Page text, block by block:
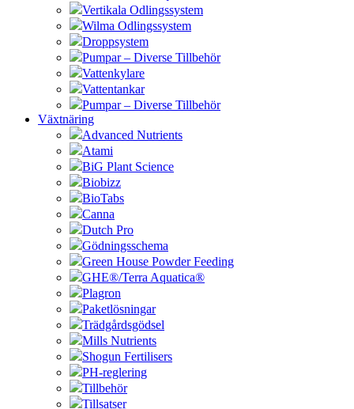
Vertikala Odlingssystem
Wilma Odlingssystem
Droppsystem
Pumpar – Diverse Tillbehör
Vattenkylare
Vattentankar
Pumpar – Diverse Tillbehör
Växtnäring
Advanced Nutrients
Atami
BiG Plant Science
Biobizz
BioTabs
Canna
Dutch Pro
Gödningsschema
Green House Powder Feeding
GHE®/Terra Aquatica®
Plagron
Paketlösningar
Trädgårdsgödsel
Mills Nutrients
Shogun Fertilisers
PH-reglering
Tillbehör
Tillsatser